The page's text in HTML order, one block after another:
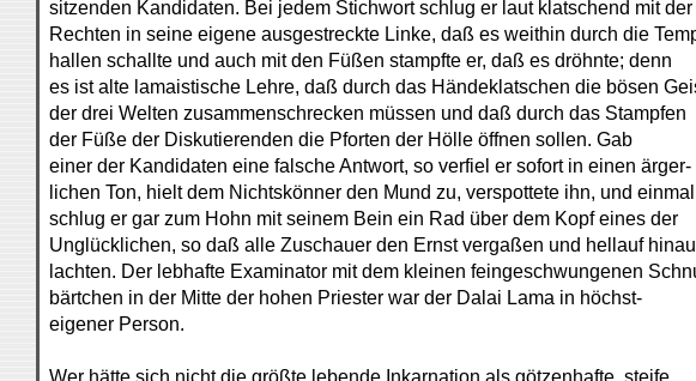
sitzenden Kandidaten. Bei jedem Stichwort schlug er laut klatschend mit der
Rechten in seine eigene ausgestreckte Linke, daß es weithin durch die
hallen schallte und auch mit den Füßen stampfte er, daß es dröhnte; denn
es ist alte lamaistische Lehre, daß durch das Händeklatschen die bösen
der drei Welten zusammenschrecken müssen und daß durch das Stampfen
der Füße der Diskutierenden die Pforten der Hölle öffnen sollen. Gab
einer der Kandidaten eine falsche Antwort, so verfiel er sofort in einen ärger-
lichen Ton, hielt dem Nichtskönner den Mund zu, verspottete ihn, und einmal
schlug er gar zum Hohn mit seinem Bein ein Rad über dem Kopf eines der
Unglücklichen, so daß alle Zuschauer den Ernst vergaßen und hellauf
lachten. Der lebhafte Examinator mit dem kleinen feingeschwungenen
bärtchen in der Mitte der hohen Priester war der Dalai Lama in höchst-
eigener Person.
Wer hätte sich nicht die größte lebende Inkarnation als götzenhafte, steife